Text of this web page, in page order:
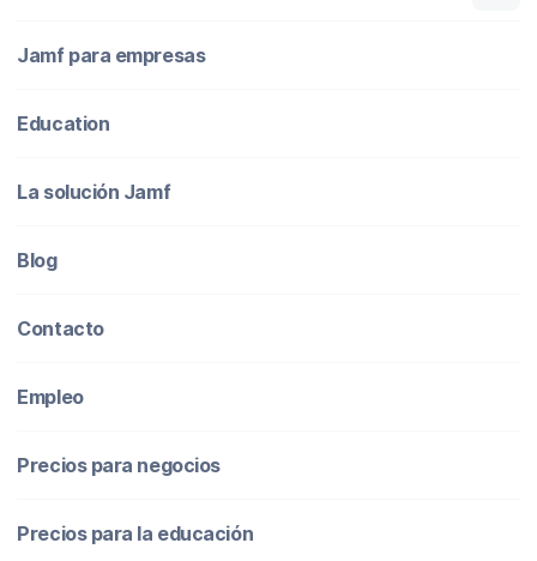
Jamf para empresas
Education
La solución Jamf
Blog
Contacto
Empleo
Precios para negocios
Precios para la educación